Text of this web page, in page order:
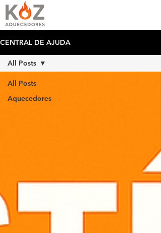
CENTRAL DE AJUDA
All Posts
Aquecedores
All Posts